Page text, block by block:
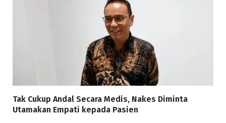
Tak Cukup Andal Secara Medis, Nakes Diminta
Utamakan Empati kepada Pasien